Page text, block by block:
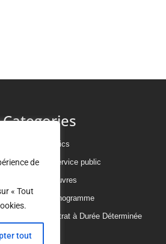
de
« Tout
tout
Categories
Commande publics
Délégation de service public
Déposer vos oeuvres
Produire un phonogramme
Recours au Contrat à Durée Déterminée